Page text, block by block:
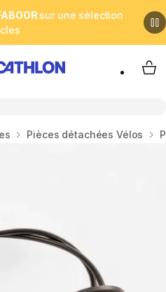
sur une sélection
My
Pièces détachées Vélos